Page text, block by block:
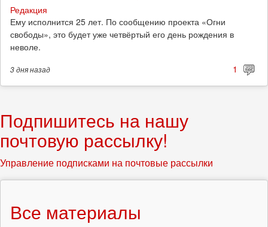
Редакция
Ему исполнится 25 лет. По сообщению проекта «Огни
свободы», это будет уже четвёртый его день рождения в
неволе.
3 дняназад 1
Подпишитесь на нашу
почтовую рассылку!
Управление подписками на почтовые рассылки
Все материалы